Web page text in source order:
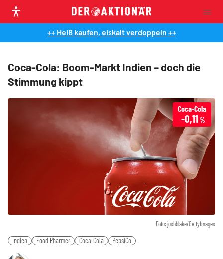
++ Heiß kaufen, eiskalt verdoppeln ++
Coca-Cola: Boom-Markt Indien – doch die
Stimmung kippt
Foto: joshblake/GettyImages
Coca-Cola
-0,11 %
Indien Food Pharmer Coca-Cola PepsiCo